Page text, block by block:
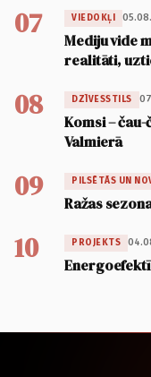
07 VIEDOKĻI
Mediju vide
realitāti,
08 DZĪVESSTILS
Komsi –
Valmierā
09 PILSĒTĀS UN
Ražas
10 PROJEKTS